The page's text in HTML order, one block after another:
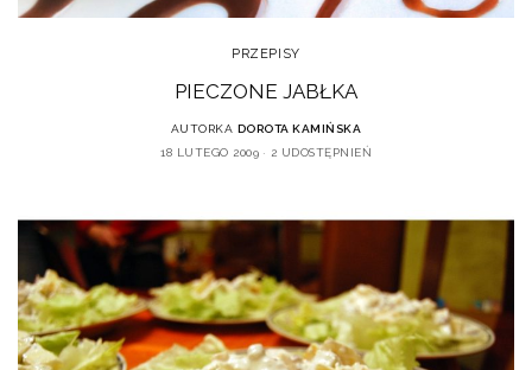
PRZEPISY
PIECZONE JABŁKA
AUTORKA DOROTA KAMIŃSKA
18 LUTEGO 2009
2 UDOSTĘPNIEŃ